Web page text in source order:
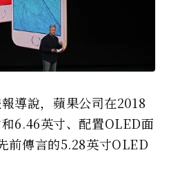
導說，蘋果公司在2018
6.46英寸、配置OLED面
前傳言的5.28英寸OLED